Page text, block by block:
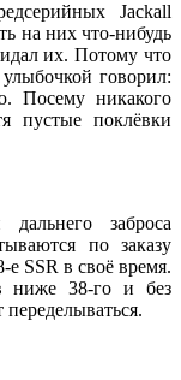
Jackall
на них что-нибудь
их. Потому что
говорил:
никакого
пустые поклёвки
заброса
по заказу
SSR в своё время.
ниже 38-го и без